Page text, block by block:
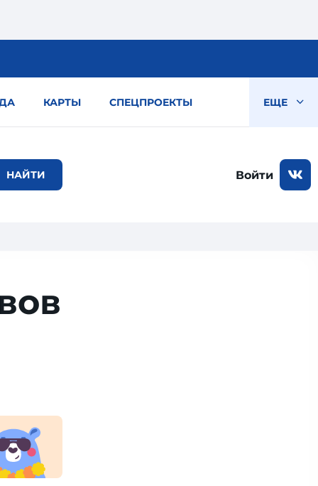
КАРТЫ СПЕЦПРОЕКТЫ ЕЩЕ
Войти